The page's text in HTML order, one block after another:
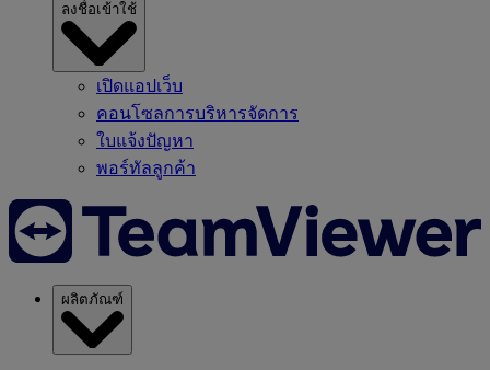
ลงชื่อเข้าใช้
เปิดแอปเว็บ
คอนโซลการบริหารจัดการ
ใบแจ้งปัญหา
พอร์ทัลลูกค้า
ผลิตภัณฑ์